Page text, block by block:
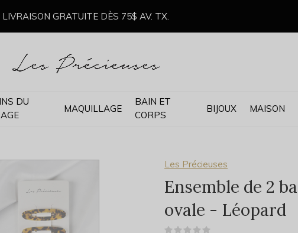
DU
MAQUILLAGE
BAIN ET
CORPS
BIJOUX MAISON
LIVRAISON GRATUITE DÈS 75$ AV. TX.
Les Précieuses
Ensemble de 2
ovale - Léopard